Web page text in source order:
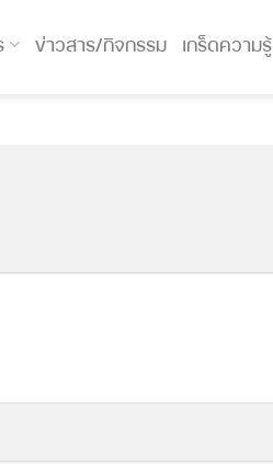
ข่าวสาร/กิจกรรม เกร็ดความรู้